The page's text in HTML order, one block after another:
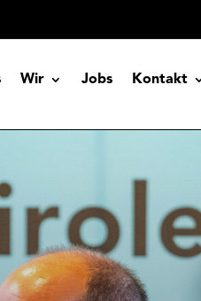
Wir Jobs Kontakt